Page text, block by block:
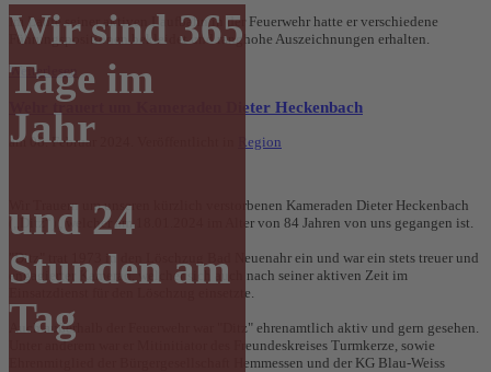
Wir sind 365
Tage im
Jahr
und 24
Stunden am
Tag
Im Laufe seiner aktiven Laufbahn in der Feuerwehr hatte er verschiedene
Führungspositionen bekleidet und ranghohe Auszeichnungen erhalten.
Weiterlesen
Wehr trauert um Kameraden Dieter Heckenbach
am 08. Februar 2024 Region
Wir Trauern um unseren kürzlich verstorbenen Kameraden Dieter Heckenbach
(„Ditz“) , welcher am 18.01.2024 im Alter von 84 Jahren von uns gegangen ist.
"Ditz" trat 1973 in den Löschzug Bad Neuenahr ein und war ein stets treuer und
engagierter Kamerad, welcher sich auch nach seiner aktiven Zeit im
Einsatzdienst für den Löschzug einsetzte.
Auch außerhalb der Feuerwehr war "Ditz" ehrenamtlich aktiv und gern gesehen.
Unter anderem war er Mitinitiator des Freundeskreises Turmkerze, sowie
Ehrenmitglied der Bürgergesellschaft Hemmessen und der KG Blau-Weiss